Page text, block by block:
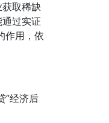
取稀缺
过实证
作用，依
”经济后